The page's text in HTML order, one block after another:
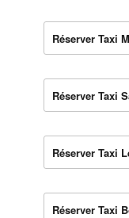
Réserver Taxi
Réserver Taxi
Réserver Taxi
Réserver Taxi